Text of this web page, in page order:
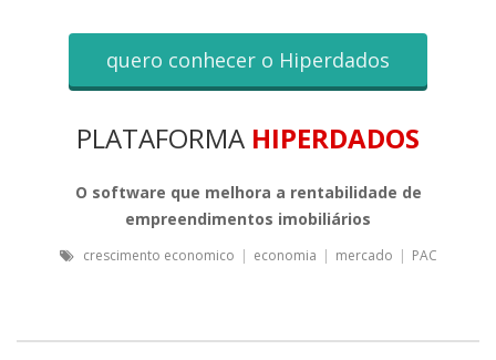
quero conhecer o Hiperdados
PLATAFORMA HIPERDADOS
O software que melhora a rentabilidade de
empreendimentos imobiliários
crescimento economico | economia | mercado | PAC